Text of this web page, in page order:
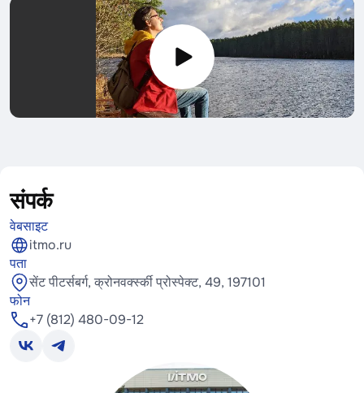
संपर्क
वेबसाइट
itmo.ru
पता
सेंट पीटर्सबर्ग, क्रोनवर्क्स्की प्रोस्पेक्ट, 49, 197101
फोन
+7 (812) 480-09-12